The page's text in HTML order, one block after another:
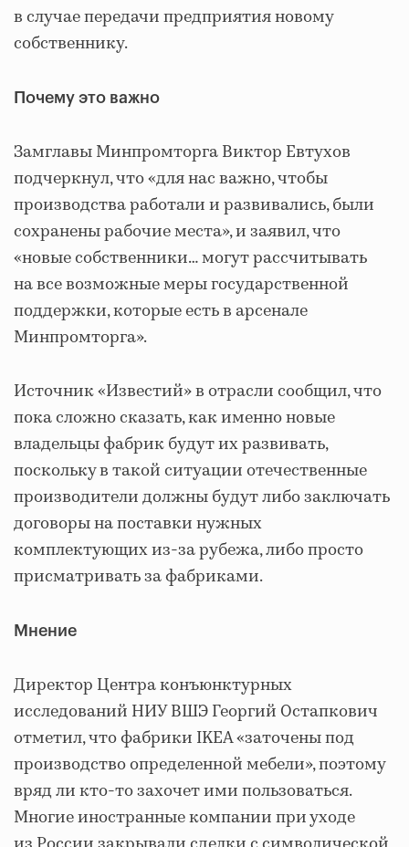
в случае передачи предприятия новому
собственнику.
Почему это важно
Замглавы Минпромторга Виктор Евтухов
подчеркнул, что «для нас важно, чтобы
производства работали и развивались, были
сохранены рабочие места», и заявил, что
«новые собственники… могут рассчитывать
на все возможные меры государственной
поддержки, которые есть в арсенале
Минпромторга».
Источник «Известий» в отрасли сообщил, что
пока сложно сказать, как именно новые
владельцы фабрик будут их развивать,
поскольку в такой ситуации отечественные
производители должны будут либо заключать
договоры на поставки нужных
комплектующих из-за рубежа, либо просто
присматривать за фабриками.
Мнение
Директор Центра конъюнктурных
исследований НИУ ВШЭ Георгий Остапкович
отметил, что фабрики IKEA «заточены под
производство определенной мебели», поэтому
вряд ли кто-то захочет ими пользоваться.
Многие иностранные компании при уходе